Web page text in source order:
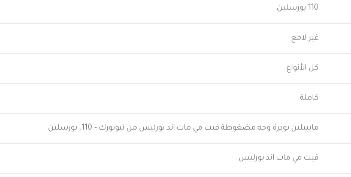
110 بورسلين
غير لامع
كل الأنواع
كاملة
مايبيلين بودرة وجه مضغوطة فيت مي مات اند بورليس من نيويورك – 110، بورسلين
فيت مي مات اند بورليس